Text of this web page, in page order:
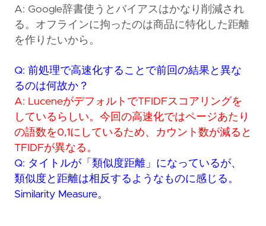
A: Google辞書使うとバイアスはかなり削減され
る。オフラインに拘ったのは商品に特化した距離
を作りたいから。
Q: 前処理で高速化することで前回の結果と異な
るのは何故か？
A: LuceneがデフォルトでTFIDFスコアリングを
しているらしい。今回の高速化ではページあたり
の語数を0,1にしているため、カウント数が減ると
TFIDFが異なる。
Q: タイトルが「類似度距離」になっているが、
類似度と距離は相反するようなものに感じる。
Similarity Measure。